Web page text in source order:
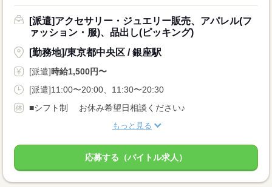
[派遣]アクセサリー・ジュエリー販売、アパレル(フ
ァッション・服)、品出し(ピッキング)
[勤務地]/東京都中央区 / 銀座駅
[派遣]時給1,500円〜
[派遣]11:00〜20:00、11:30〜20:30
■シフト制 お休み希望日相談ください♪
もっと見る
応募する（バイトル求人）